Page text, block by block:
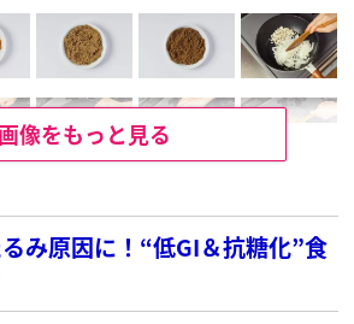
像をもっと見る
み原因に！“低GI＆抗糖化”食